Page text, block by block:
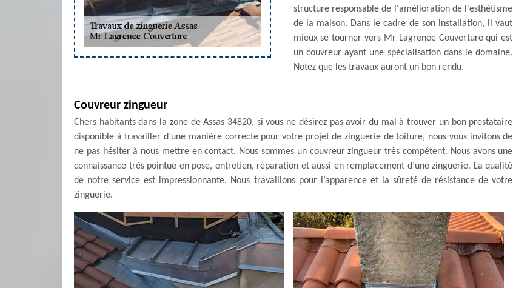
structure responsable de l'amélioration de l'esthétisme
de la maison. Dans le cadre de son installation, il vaut
mieux se tourner vers Mr Lagrenee Couverture qui est
un couvreur ayant une spécialisation dans le domaine.
Notez que les travaux auront un bon rendu.
Couvreur zingueur
Chers habitants dans la zone de Assas 34820, si vous ne désirez pas avoir du mal à trouver un bon prestataire
disponible à travailler d’une manière correcte pour votre projet de zinguerie de toiture, nous vous invitons de
ne pas hésiter à nous mettre en contact. Nous sommes un couvreur zingueur très compétent. Nous avons une
connaissance très pointue en pose, entretien, réparation et aussi en remplacement d’une zinguerie. La qualité
de notre service est impressionnante. Nous travaillons pour l’apparence et la sûreté de résistance de votre
zinguerie.